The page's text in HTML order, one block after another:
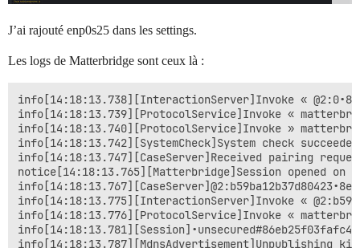
J’ai rajouté enp0s25 dans les settings.
Les logs de Matterbridge sont ceux là :
info[14:18:13.738][InteractionServer]Invoke «
info[14:18:13.739][ProtocolService]Invoke «
info[14:18:13.740][ProtocolService]Invoke »
info[14:18:13.742][SystemCheck]System check succeeded
info[14:18:13.747][CaseServer]Received pairing
notice[14:18:13.765][Matterbridge]Session opened on
info[14:18:13.775][InteractionServer]Invoke «
info[14:18:13.776][ProtocolService]Invoke «
info[14:18:13.787][MdnsAdvertisement]Unpublishing